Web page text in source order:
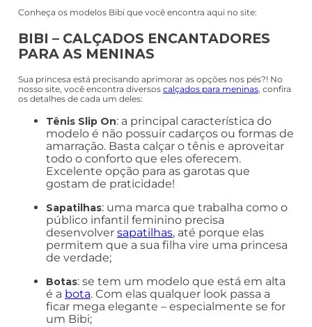
Conheça os modelos Bibi que você encontra aqui no site:
BIBI – CALÇADOS ENCANTADORES
PARA AS MENINAS
Sua princesa está precisando aprimorar as opções nos pés?! No
nosso site, você encontra diversos calçados para meninas, confira
os detalhes de cada um deles:
Tênis Slip On: a principal característica do
modelo é não possuir cadarços ou formas de
amarração. Basta calçar o tênis e aproveitar
todo o conforto que eles oferecem.
Excelente opção para as garotas que
gostam de praticidade!
Sapatilhas: uma marca que trabalha como o
público infantil feminino precisa
desenvolver sapatilhas, até porque elas
permitem que a sua filha vire uma princesa
de verdade;
Botas: se tem um modelo que está em alta
é a bota. Com elas qualquer look passa a
ficar mega elegante – especialmente se for
um Bibi;